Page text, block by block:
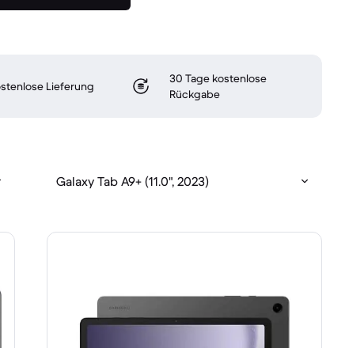
Lieferung
30 Tage kostenlose
Rückgabe
Galaxy Tab A9+ (11.0", 2023)